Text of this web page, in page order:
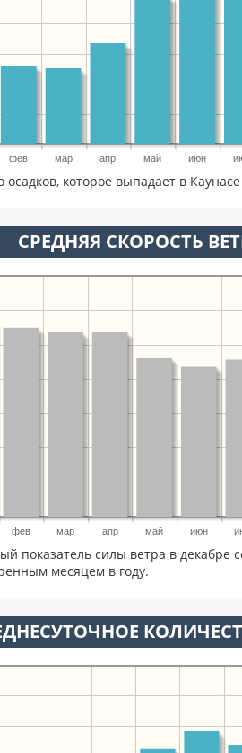
фев мар апр май июн
осадков, которое выпадает в
СРЕДНЯЯ СКОРОСТЬ
фев мар апр май июн
показатель силы ветра в декабре
месяцем в году.